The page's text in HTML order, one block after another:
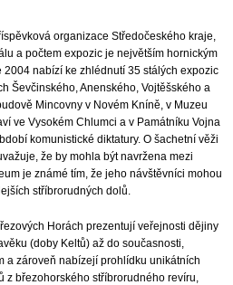
organizace Středočeského kraje,
a počtem expozic je největším hornickým
nabízí ke zhlédnutí 35 stálých expozic
Ševčinského, Anenského, Vojtěšského a
Mincovny v Novém Kníně, v Muzeu
ve Vysokém Chlumci a v Památníku Vojna
komunistické diktatury. O šachetní věži
že by mohla být navržena mezi
je známé tím, že jeho návštěvníci mohou
stříbrorudných dolů.
Horách prezentují veřejnosti dějiny
(doby Keltů) až do současnosti,
a zároveň nabízejí prohlídku unikátních
z březohorského stříbrorudného revíru,